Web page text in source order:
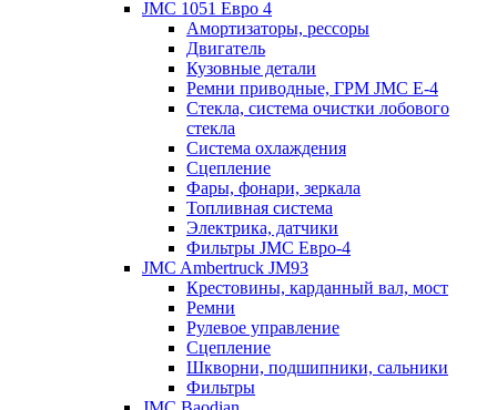
JMC 1051 Евро 4
Амортизаторы, рессоры
Двигатель
Кузовные детали
Ремни приводные, ГРМ JMC E-4
Стекла, система очистки лобового
стекла
Система охлаждения
Сцепление
Фары, фонари, зеркала
Топливная cистема
Электрика, датчики
Фильтры JMC Евро-4
JMC Ambertruck JM93
Крестовины, карданный вал, мост
Ремни
Рулевое управление
Сцепление
Шкворни, подшипники, сальники
Фильтры